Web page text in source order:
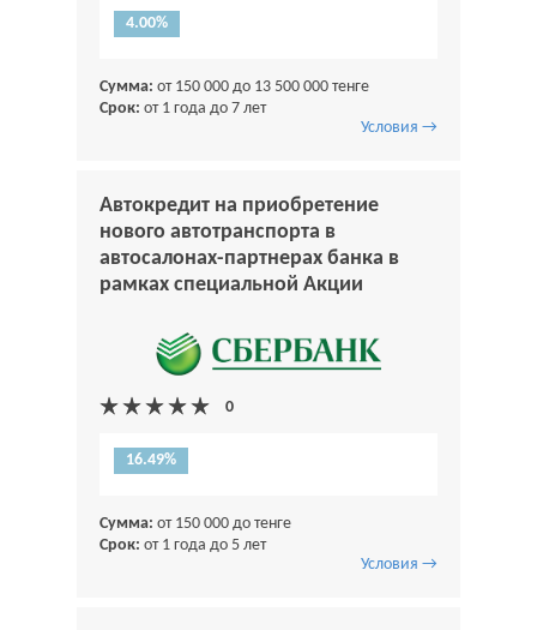
4.00%
Сумма: от 150 000 до 13 500 000 тенге
Срок: от 1 года до 7 лет
Условия →
Автокредит на приобретение
нового автотранспорта в
автосалонах-партнерах банка в
рамках специальной Акции
16.49%
Сумма: от 150 000 до тенге
Срок: от 1 года до 5 лет
Условия →